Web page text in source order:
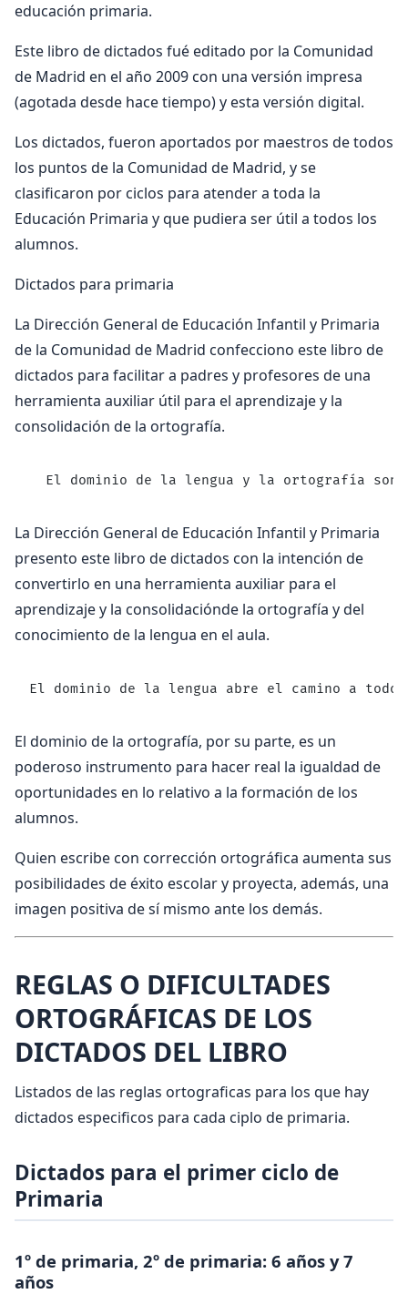
educación primaria.
Este libro de dictados fué editado por la Comunidad
de Madrid en el año 2009 con una versión impresa
(agotada desde hace tiempo) y esta versión digital.
Los dictados, fueron aportados por maestros de todos
los puntos de la Comunidad de Madrid, y se
clasificaron por ciclos para atender a toda la
Educación Primaria y que pudiera ser útil a todos los
alumnos.
Dictados para primaria
La Dirección General de Educación Infantil y Primaria
de la Comunidad de Madrid confecciono este libro de
dictados para facilitar a padres y profesores de una
herramienta auxiliar útil para el aprendizaje y la
consolidación de la ortografía.
El dominio de la lengua y la ortografía
La Dirección General de Educación Infantil y Primaria
presento este libro de dictados con la intención de
convertirlo en una herramienta auxiliar para el
aprendizaje y la consolidaciónde la ortografía y del
conocimiento de la lengua en el aula.
El dominio de la lengua abre el camino a
El dominio de la ortografía, por su parte, es un
poderoso instrumento para hacer real la igualdad de
oportunidades en lo relativo a la formación de los
alumnos.
Quien escribe con corrección ortográfica aumenta sus
posibilidades de éxito escolar y proyecta, además, una
imagen positiva de sí mismo ante los demás.
REGLAS O DIFICULTADES
ORTOGRÁFICAS DE LOS
DICTADOS DEL LIBRO
Listados de las reglas ortograficas para los que hay
dictados especificos para cada ciplo de primaria.
Dictados para el primer ciclo de
Primaria
1º de primaria, 2º de primaria: 6 años y 7
años